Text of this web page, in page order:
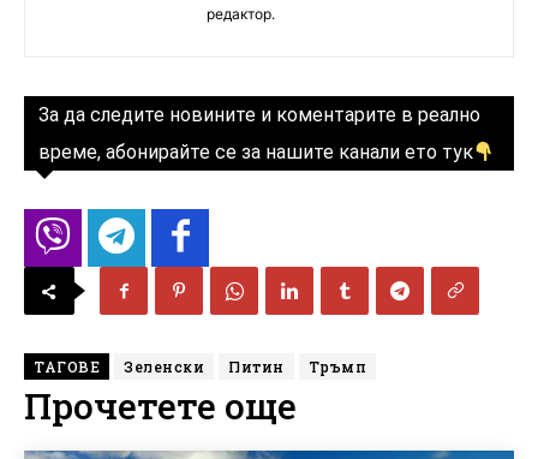
редактор.
За да следите новините и коментарите в реално
време, абонирайте се за нашите канали ето тук
ТАГОВЕ Зеленски Питин Тръмп
Прочетете още